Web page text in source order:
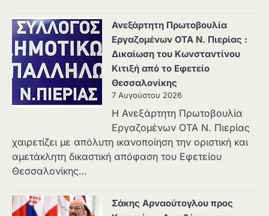
Ανεξάρτητη Πρωτοβουλία
Εργαζομένων ΟΤΑ Ν. Πιερίας :
Δικαίωση του Κωνσταντίνου
Κιτιξή από το Εφετείο
Θεσσαλονίκης
7 Αυγούστου 2026
Η Ανεξάρτητη Πρωτοβουλία
Εργαζομένων ΟΤΑ Ν. Πιερίας
χαιρετίζει με απόλυτη ικανοποίηση την οριστική και
αμετάκλητη δικαστική απόφαση του Εφετείου
Θεσσαλονίκης…
Σάκης Αρναούτογλου προς